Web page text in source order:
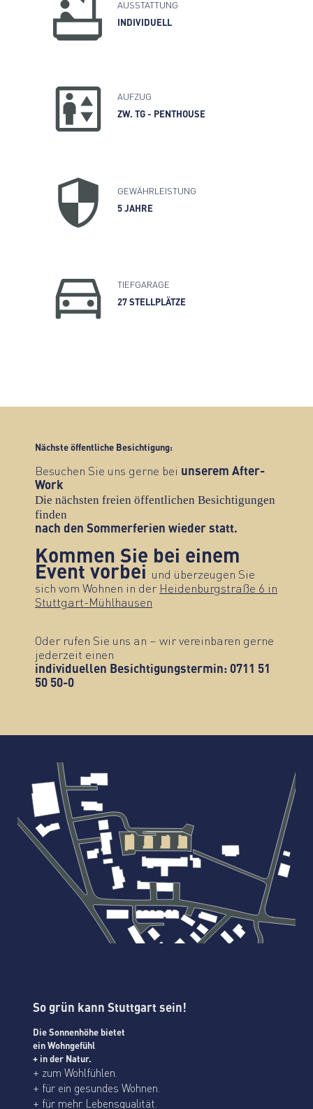
AUSSTATTUNG
INDIVIDUELL
AUFZUG
ZW. TG - PENTHOUSE
GEWÄHRLEISTUNG
5 JAHRE
TIEFGARAGE
27 STELLPLÄTZE
Nächste öffentliche Besichtigung:
Besuchen Sie uns gerne bei unserem After-
Work
Die nächsten freien öffentlichen Besichtigungen
finden
nach den Sommerferien wieder statt.
Kommen Sie bei einem
Event vorbei und überzeugen Sie
sich vom Wohnen in der Heidenburgstraße 6 in
Stuttgart-Mühlhausen
Oder rufen Sie uns an – wir vereinbaren gerne
jederzeit einen
individuellen Besichtigungstermin: 0711 51
50 50-0
So grün kann Stuttgart sein!
Die Sonnenhöhe bietet
ein Wohngefühl
+ in der Natur.
+ zum Wohlfühlen.
+ für ein gesundes Wohnen.
+ für mehr Lebensqualität.